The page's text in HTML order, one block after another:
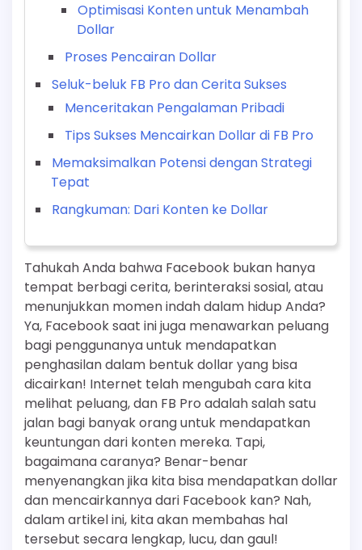
Optimisasi Konten untuk Menambah
Dollar
Proses Pencairan Dollar
Seluk-beluk FB Pro dan Cerita Sukses
Menceritakan Pengalaman Pribadi
Tips Sukses Mencairkan Dollar di FB Pro
Memaksimalkan Potensi dengan Strategi
Tepat
Rangkuman: Dari Konten ke Dollar
Tahukah Anda bahwa Facebook bukan hanya
tempat berbagi cerita, berinteraksi sosial, atau
menunjukkan momen indah dalam hidup Anda?
Ya, Facebook saat ini juga menawarkan peluang
bagi penggunanya untuk mendapatkan
penghasilan dalam bentuk dollar yang bisa
dicairkan! Internet telah mengubah cara kita
melihat peluang, dan FB Pro adalah salah satu
jalan bagi banyak orang untuk mendapatkan
keuntungan dari konten mereka. Tapi,
bagaimana caranya? Benar-benar
menyenangkan jika kita bisa mendapatkan dollar
dan mencairkannya dari Facebook kan? Nah,
dalam artikel ini, kita akan membahas hal
tersebut secara lengkap, lucu, dan gaul!